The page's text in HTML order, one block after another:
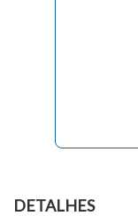
DETALHES